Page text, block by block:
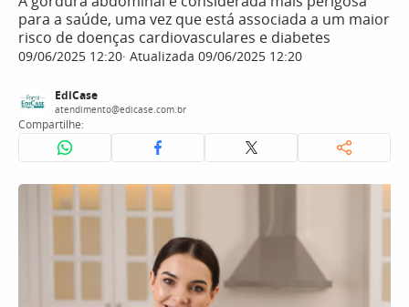
para a saúde, uma vez que está associada a um maior
risco de doenças cardiovasculares e diabetes
09/06/2025 12:20 Atualizada 09/06/2025 12:20
EdiCase
atendimento@edicase.com.br
Compartilhe: